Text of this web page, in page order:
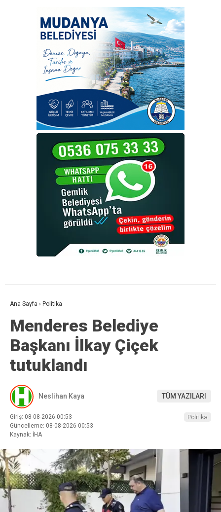
Ana Sayfa › Politika
Menderes Belediye
Başkanı İlkay Çiçek
tutuklandı
Neslihan Kaya TÜM YAZILARI
Giriş: 08-08-2026 00:53
Güncelleme: 08-08-2026 00:53
Kaynak: İHA
Politika